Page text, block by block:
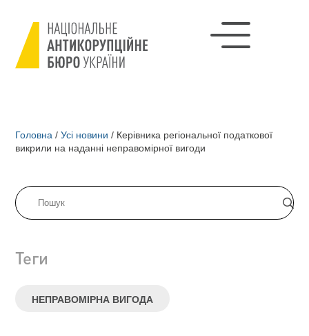
Головна / Усі новини / Керівника регіональної податкової
викрили на наданні неправомірної вигоди
Теги
НЕПРАВОМІРНА ВИГОДА